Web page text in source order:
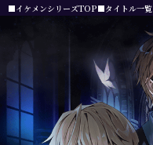
■イケメンシリーズTOP■タイトル一覧